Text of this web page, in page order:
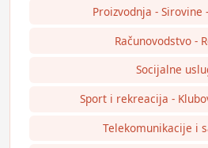
Proizvodnja - Sirovine
Računovodstvo -
Socijalne
Sport i rekreacija -
Telekomunikacije i